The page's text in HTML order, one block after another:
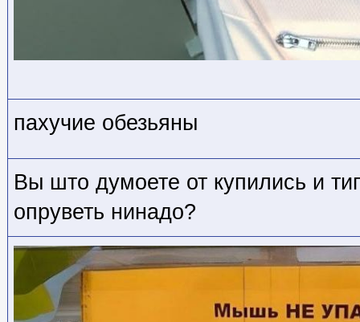
пахучие обезьяны
Вы што думоете от купились и
опруветь нинадо?